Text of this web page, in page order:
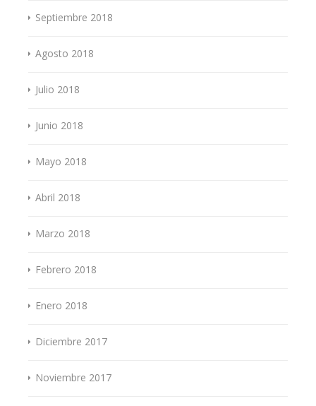
Septiembre 2018
Agosto 2018
Julio 2018
Junio 2018
Mayo 2018
Abril 2018
Marzo 2018
Febrero 2018
Enero 2018
Diciembre 2017
Noviembre 2017